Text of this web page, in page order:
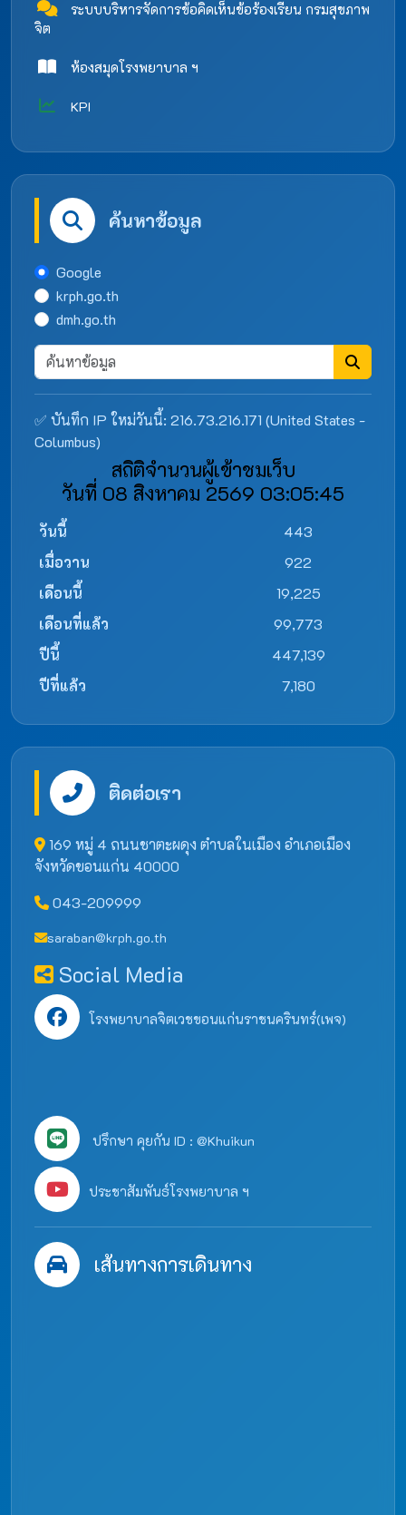
ระบบบริหารจัดการข้อคิดเห็นข้อร้องเรียน กรมสุขภาพ
จิต
ห้องสมุดโรงพยาบาล ฯ
KPI
ค้นหาข้อมูล
Google
krph.go.th
dmh.go.th
✅ บันทึก IP ใหม่วันนี้: 216.73.216.171 (United States -
Columbus)
สถิติจำนวนผู้เข้าชมเว็บ
วันที่ 08 สิงหาคม 2569 03:05:45
วันนี้
443
เมื่อวาน
922
เดือนนี้
19,225
เดือนที่แล้ว
99,773
ปีนี้
447,139
ปีที่แล้ว
7,180
ติดต่อเรา
169 หมู่ 4 ถนนชาตะผดุง ตำบลในเมือง อำเภอเมือง
จังหวัดขอนแก่น 40000
043-209999
saraban@krph.go.th
Social Media
โรงพยาบาลจิตเวชขอนแก่นราชนครินทร์(เพจ)
ปรึกษา คุยกัน ID : @Khuikun
ประชาสัมพันธ์โรงพยาบาล ฯ
เส้นทางการเดินทาง